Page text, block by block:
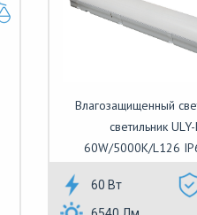
Влагозащищенный
светильник
60W/5000K/L126
60 Вт